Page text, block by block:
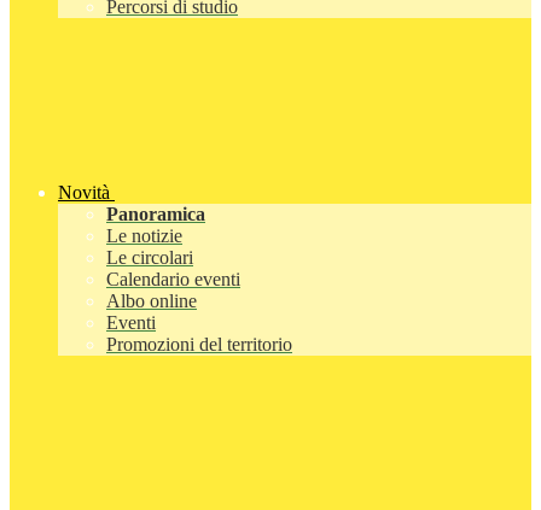
Percorsi di studio
Novità
Panoramica
Le notizie
Le circolari
Calendario eventi
Albo online
Eventi
Promozioni del territorio